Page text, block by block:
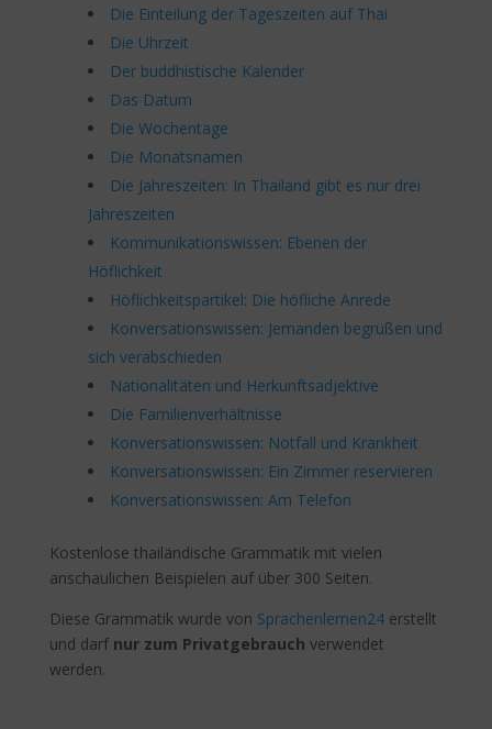
Die Einteilung der Tageszeiten auf Thai
Die Uhrzeit
Der buddhistische Kalender
Das Datum
Die Wochentage
Die Monatsnamen
Die Jahreszeiten: In Thailand gibt es nur drei
Jahreszeiten
Kommunikationswissen: Ebenen der
Höflichkeit
Höflichkeitspartikel: Die höfliche Anrede
Konversationswissen: Jemanden begrüßen und
sich verabschieden
Nationalitäten und Herkunftsadjektive
Die Familienverhältnisse
Konversationswissen: Notfall und Krankheit
Konversationswissen: Ein Zimmer reservieren
Konversationswissen: Am Telefon
Kostenlose thailändische Grammatik mit vielen
anschaulichen Beispielen auf über 300 Seiten.
Diese Grammatik wurde von Sprachenlernen24erstellt
und darf nur zum Privatgebrauch verwendet
werden.